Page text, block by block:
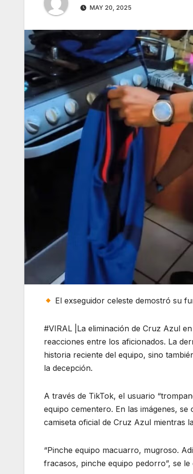
MAY 20, 2025
El exseguidor celeste demostró su
#VIRAL |La eliminación de Cruz Azul
reacciones entre los aficionados. La
historia reciente del equipo, sino
la decepción.
A través de TikTok, el usuario
equipo cementero. En las imágenes,
camiseta oficial de Cruz Azul mientras
“Pinche equipo macuarro, mugroso.
fracasos, pinche equipo pedorro”, se le